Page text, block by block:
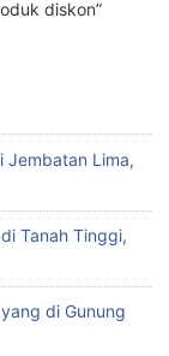
diskon”
Lima,
Tanah Tinggi,
di Gunung